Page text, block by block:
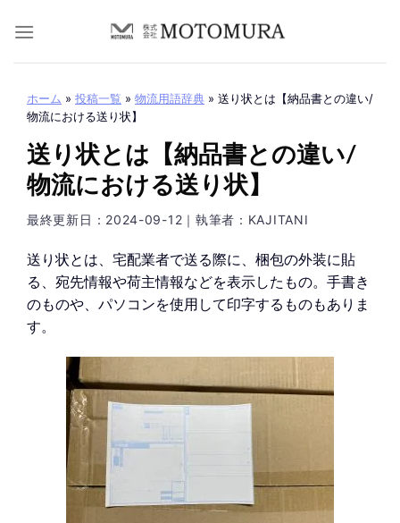
ホーム » 投稿一覧 » 物流用語辞典 » 送り状とは【納品書との違い/
物流における送り状】
送り状とは【納品書との違い/
物流における送り状】
最終更新日： 2024-09-12 ｜執筆者：KAJITANI
送り状とは、宅配業者で送る際に、梱包の外装に貼
る、宛先情報や荷主情報などを表示したもの。手書き
のものや、パソコンを使用して印字するものもありま
す。